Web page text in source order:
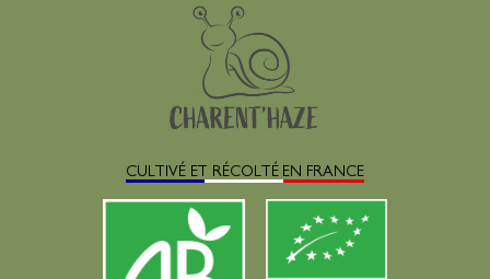
CULTIVÉ ET RÉCOLTÉ EN FRANCE